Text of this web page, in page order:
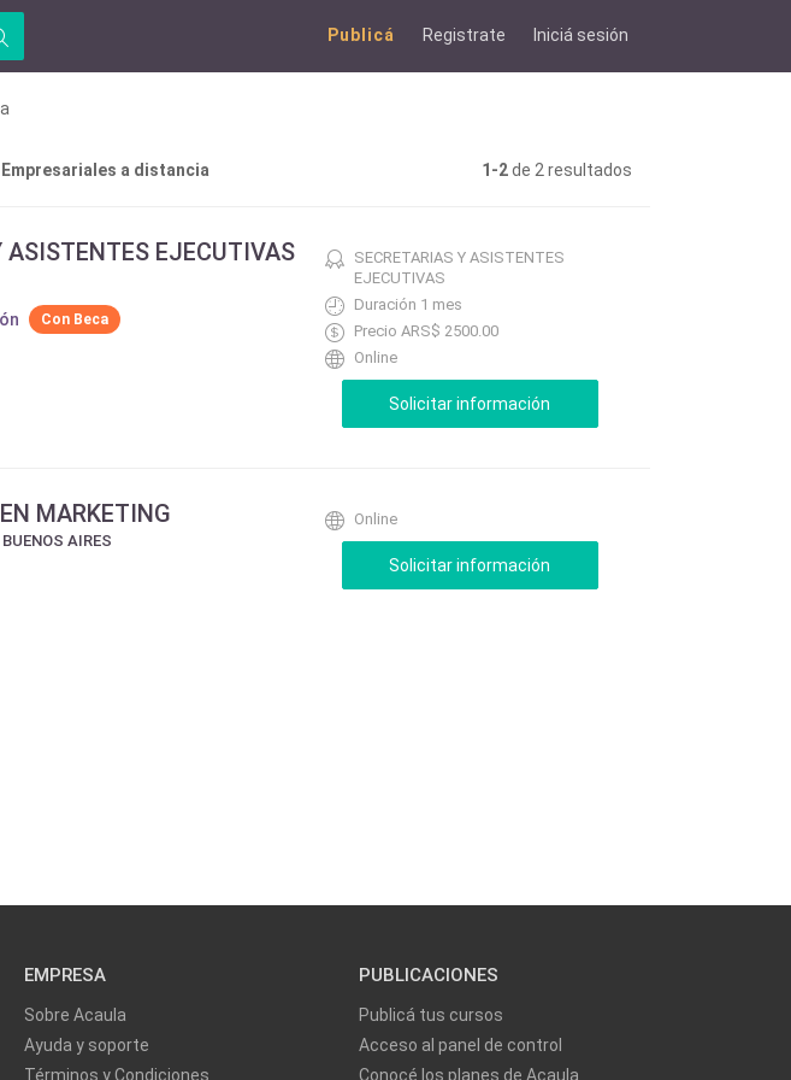
Publicá Registrate Iniciá sesión
a distancia 1-2de 2 resultados
ASISTENTES EJECUTIVAS
Con Beca
SECRETARIAS Y ASISTENTES
EJECUTIVAS
Duración 1 mes
Precio ARS$ 2500.00
Online
MARKETING
AIRES
Online
EMPRESA
Sobre Acaula
Ayuda y soporte
Términos y Condiciones
PUBLICACIONES
Publicá tus cursos
Acceso al panel de control
Conocé los planes de Acaula